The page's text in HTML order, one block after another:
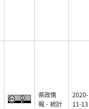
県政情
報・統計
2020-
11-13